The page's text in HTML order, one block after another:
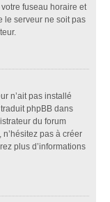
fuseau horaire et
le serveur ne soit pas
n’ait pas installé
phpBB dans
du forum
pas à créer
plus d’informations